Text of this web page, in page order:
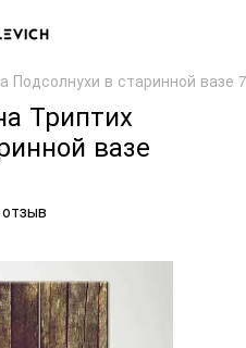
Подсолнухи в старинной вазе
Триптих
вазе